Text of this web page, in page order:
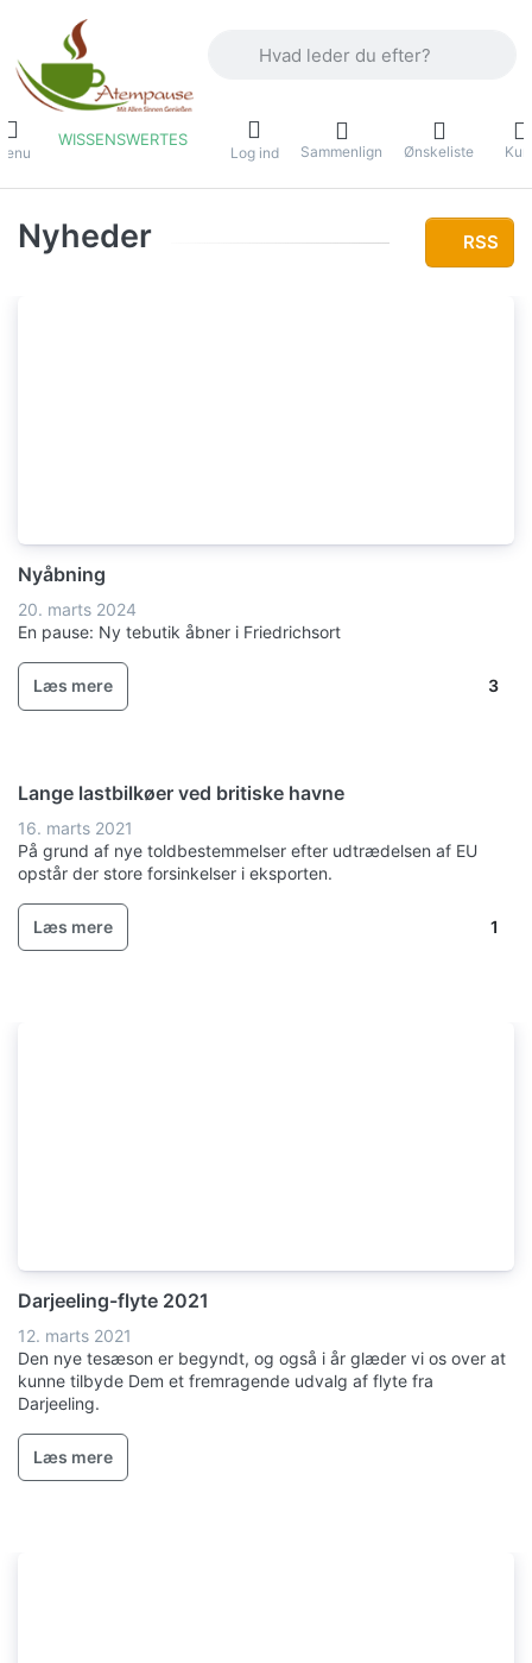
WISSENSWERTES
Log ind Sammenlign Ønskeliste
Nyheder RSS
Nyåbning
20. marts 2024
En pause: Ny tebutik åbner i Friedrichsort
Læs mere
Antal kommentarer: 3
3
Lange lastbilkøer ved britiske havne
16. marts 2021
På grund af nye toldbestemmelser efter udtrædelsen af EU
opstår der store forsinkelser i eksporten.
Læs mere
Antal kommentarer: 1
1
Darjeeling-flyte 2021
12. marts 2021
Den nye tesæson er begyndt, og også i år glæder vi os over at
kunne tilbyde Dem et fremragende udvalg af flyte fra
Darjeeling.
Læs mere